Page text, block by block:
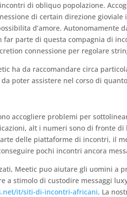
di obliquo popolazione.
di certain direzione
d’amore. Autonomamente
far parte di questa compagnia di
connessione per regolare
ha da raccomandare circa
poter assistere nel corso di
accogliere problemi per
alt i numeri sono di fronte di
delle piattaforme di incontri, il
pochi incontri ancora
Meetic puo aiutare gli uomini a
a stimolo di custodire messaggi
it/siti-di-incontri-africani. La